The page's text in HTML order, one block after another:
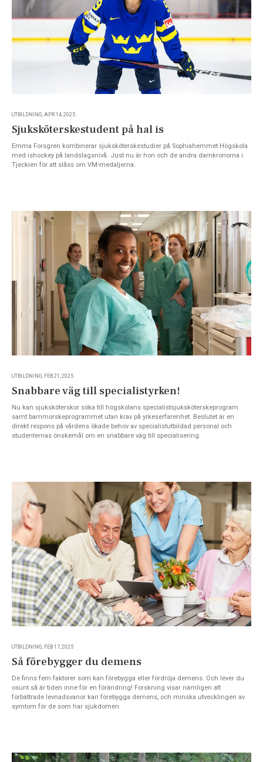
UTBILDNING, APR 14, 2025
Sjuksköterskestudent på hal is
Emma Forsgren kombinerar sjuksköterskestudier på Sophiahemmet Högskola
med ishockey på landslagsnivå. Just nu är hon och de andra damkronorna i
Tjeckien för att slåss om VM-medaljerna.
UTBILDNING, FEB 21, 2025
Snabbare väg till specialistyrken!
Nu kan sjuksköterskor söka till högskolans specialistsjuksköterskeprogram
samt barnmorskeprogrammet utan krav på yrkeserfarenhet. Beslutet är en
direkt respons på vårdens ökade behov av specialistutbildad personal och
studenternas önskemål om en snabbare väg till specialisering.
UTBILDNING, FEB 17, 2025
Så förebygger du demens
De finns fem faktorer som kan förebygga eller fördröja demens. Och lever du
osunt så är tiden inne för en förändring! Forskning visar nämligen att
förbättrade levnadsvanor kan förebygga demens, och minska utvecklingen av
symtom för de som har sjukdomen.